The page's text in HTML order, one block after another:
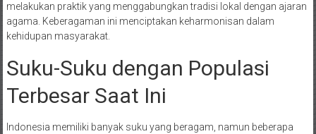
melakukan praktik yang menggabungkan tradisi lokal dengan ajaran
agama. Keberagaman ini menciptakan keharmonisan dalam
kehidupan masyarakat.
Suku-Suku dengan Populasi
Terbesar Saat Ini
Indonesia memiliki banyak suku yang beragam, namun beberapa